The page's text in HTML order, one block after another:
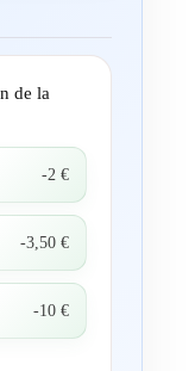
de la
-2 €
-3,50 €
-10 €